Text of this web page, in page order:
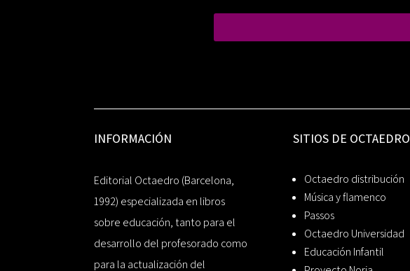
INFORMACIÓN
Editorial Octaedro (Barcelona,
1992) especializada en libros
sobre educación, tanto para el
desarrollo del profesorado como
para la actualización del
SITIOS DE OCTAEDRO
Octaedro distribución
Música y flamenco
Passos
Octaedro Universidad
Educación Infantil